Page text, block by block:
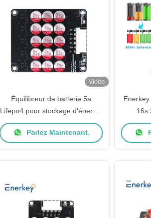
Vidéo
Équilibreur de batterie 5a
Lifepo4 pour stockage d'énergie
commerciale
Parlez Maintenant.
16s